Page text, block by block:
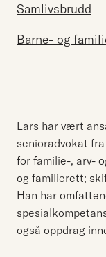
Samlivsbrudd
Barne- og
Lars har vært
senioradvokat
for familie-, arv-
og familierett;
Han har
også oppdrag